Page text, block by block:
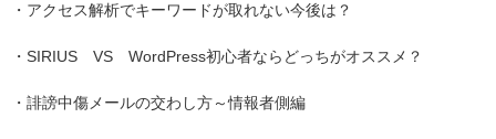
・アクセス解析でキーワードが取れない今後は？
・SIRIUS VS WordPress初心者ならどっちがオススメ？
・誹謗中傷メールの交わし方～情報者側編